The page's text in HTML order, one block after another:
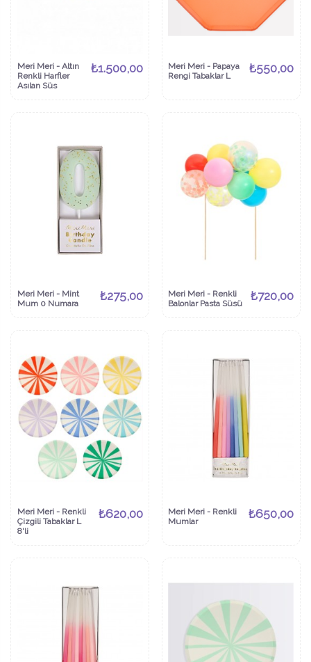
Meri Meri - Altın
Renkli Harfler
Asılan Süs
₺1.500,00
Meri Meri - Papaya
Rengi Tabaklar L
₺550,00
Meri Meri - Mint
Mum 0 Numara
₺275,00
Meri Meri - Renkli
Balonlar Pasta Süsü
₺720,00
Meri Meri - Renkli
Çizgili Tabaklar L
8'li
₺620,00
Meri Meri - Renkli
Mumlar
₺650,00